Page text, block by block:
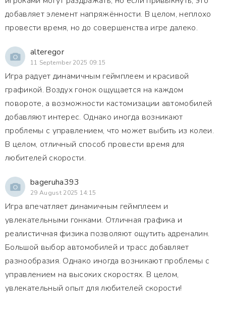
добавляет элемент напряжённости. В целом, неплохо
провести время, но до совершенства игре далеко.
alteregor
11 September 2025 09:15
Игра радует динамичным геймплеем и красивой
графикой. Воздух гонок ощущается на каждом
повороте, а возможности кастомизации автомобилей
добавляют интерес. Однако иногда возникают
проблемы с управлением, что может выбить из колеи.
В целом, отличный способ провести время для
любителей скорости.
bageruha393
29 August 2025 14:15
Игра впечатляет динамичным геймплеем и
увлекательными гонками. Отличная графика и
реалистичная физика позволяют ощутить адреналин.
Большой выбор автомобилей и трасс добавляет
разнообразия. Однако иногда возникают проблемы с
управлением на высоких скоростях. В целом,
увлекательный опыт для любителей скорости!